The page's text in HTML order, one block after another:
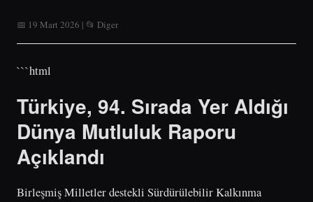
📅 19 Mart 2026 | 📂 Diger
```html
Türkiye, 94. Sırada Yer Aldığı
Dünya Mutluluk Raporu
Açıklandı
Birleşmiş Milletler destekli Sürdürülebilir Kalkınma